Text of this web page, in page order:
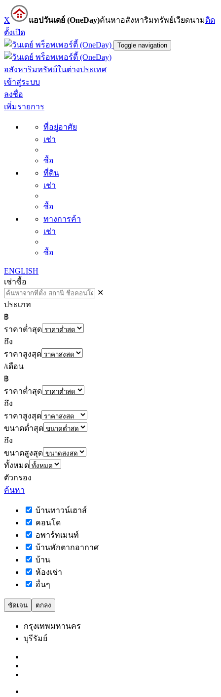
X แอปวันเดย์ (OneDay)ค้นหาอสังหาริมทรัพย์เวียดนามติด
ตั้งเปิด
Toggle navigation
อสังหาริมทรัพย์ในต่างประเทศ
เข้าสู่ระบบ
ลงชื่อ
เพิ่มรายการ
ที่อยู่อาศัย
เช่า
ซื้อ
ที่ดิน
เช่า
ซื้อ
ทางการค้า
เช่า
ซื้อ
ENGLISH
เช่าซื้อ
✕
ประเภท
฿
ราคาต่ำสุด
ถึง
ราคาสูงสุด
/เดือน
฿
ราคาต่ำสุด
ถึง
ราคาสูงสุด
ขนาดต่ำสุด
ถึง
ขนาดสูงสุด
ทั้งหมด
ตัวกรอง
ค้นหา
บ้านทาวน์เฮาส์
คอนโด
อพาร์ทเมนท์
บ้านพักตากอากาศ
บ้าน
ห้องเช่า
อื่นๆ
ชัดเจน ตกลง
กรุงเทพมหานคร
บุรีรัมย์